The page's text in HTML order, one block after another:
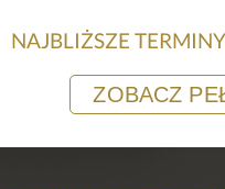
NAJBLIŻSZE TERMINY
ZOBACZ